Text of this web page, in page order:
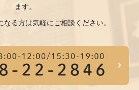
ます。
る方は気軽にご相談ください。